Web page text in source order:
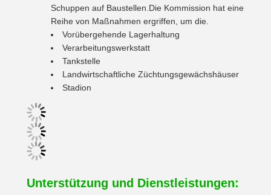
Schuppen auf Baustellen.Die Kommission hat eine
Reihe von Maßnahmen ergriffen, um die.
Vorübergehende Lagerhaltung
Verarbeitungswerkstatt
Tankstelle
Landwirtschaftliche Züchtungsgewächshäuser
Stadion
Unterstützung und Dienstleistungen: